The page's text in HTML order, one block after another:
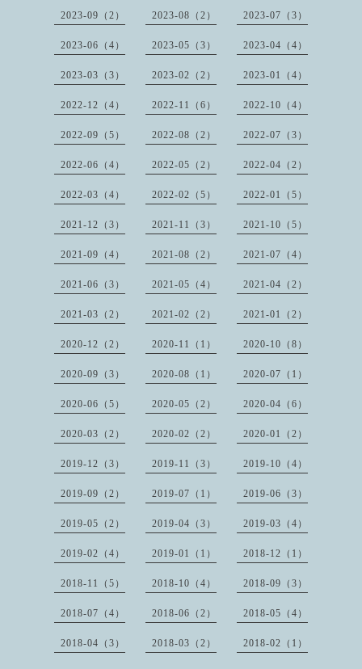
2023-09（2） 2023-08（2） 2023-07（3）
2023-06（4） 2023-05（3） 2023-04（4）
2023-03（3） 2023-02（2） 2023-01（4）
2022-12（4） 2022-11（6） 2022-10（4）
2022-09（5） 2022-08（2） 2022-07（3）
2022-06（4） 2022-05（2） 2022-04（2）
2022-03（4） 2022-02（5） 2022-01（5）
2021-12（3） 2021-11（3） 2021-10（5）
2021-09（4） 2021-08（2） 2021-07（4）
2021-06（3） 2021-05（4） 2021-04（2）
2021-03（2） 2021-02（2） 2021-01（2）
2020-12（2） 2020-11（1） 2020-10（8）
2020-09（3） 2020-08（1） 2020-07（1）
2020-06（5） 2020-05（2） 2020-04（6）
2020-03（2） 2020-02（2） 2020-01（2）
2019-12（3） 2019-11（3） 2019-10（4）
2019-09（2） 2019-07（1） 2019-06（3）
2019-05（2） 2019-04（3） 2019-03（4）
2019-02（4） 2019-01（1） 2018-12（1）
2018-11（5） 2018-10（4） 2018-09（3）
2018-07（4） 2018-06（2） 2018-05（4）
2018-04（3） 2018-03（2） 2018-02（1）